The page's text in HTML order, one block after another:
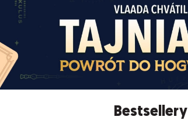
Bestsellery